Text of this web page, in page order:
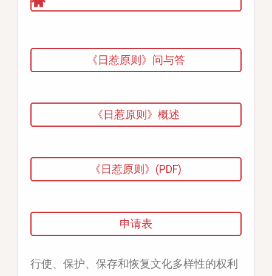
《日惹原则》问与答
《日惹原则》概述
《日惹原则》(PDF)
申请表
行使、保护、保存和恢复文化多样性的权利